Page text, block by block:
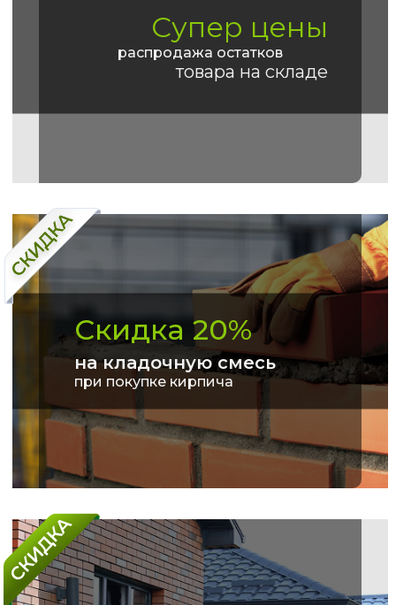
Супер цены
распродажа остатков
товара на складе
Скидка 20%
на кладочную смесь
при покупке кирпича